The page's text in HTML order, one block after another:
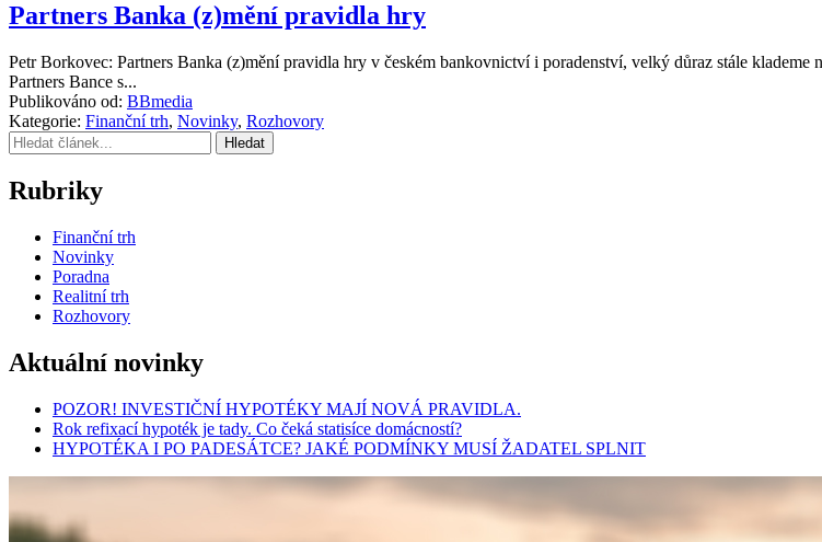
Partners Banka (z)mění pravidla hry
Petr Borkovec: Partners Banka (z)mění pravidla hry v českém bankovnictví i poradenství, velký důraz stále
Partners Bance s...
Publikováno od: BBmedia
Kategorie: Finanční trh, Novinky, Rozhovory
Hledat
Rubriky
Finanční trh
Novinky
Poradna
Realitní trh
Rozhovory
Aktuální novinky
POZOR! INVESTIČNÍ HYPOTÉKY MAJÍ NOVÁ PRAVIDLA.
Rok refixací hypoték je tady. Co čeká statisíce domácností?
HYPOTÉKA I PO PADESÁTCE? JAKÉ PODMÍNKY MUSÍ ŽADATEL SPLNIT